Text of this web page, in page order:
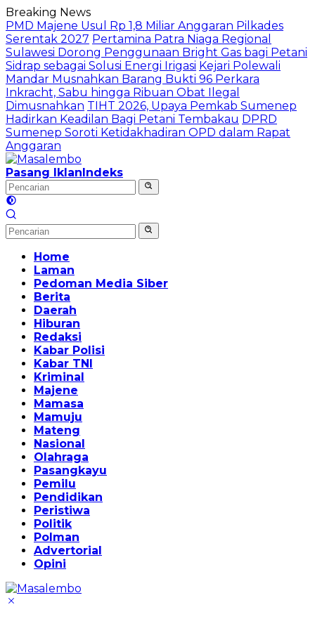
Langsung
ke
konten
Breaking News
PMD Majene Usul Rp 1,8 Miliar Anggaran Pilkades
Serentak 2027 Pertamina Patra Niaga Regional
Sulawesi Dorong Penggunaan Bright Gas bagi Petani
Sidrap sebagai Solusi Energi Irigasi Kejari Polewali
Mandar Musnahkan Barang Bukti 96 Perkara
Inkracht, Sabu hingga Ribuan Obat Ilegal
Dimusnahkan TIHT 2026, Upaya Pemkab Sumenep
Hadirkan Keadilan Bagi Petani Tembakau DPRD
Sumenep Soroti Ketidakhadiran OPD dalam Rapat
Anggaran
Pasang IklanIndeks
Home
Laman
Pedoman Media Siber
Berita
Daerah
Hiburan
Redaksi
Kabar Polisi
Kabar TNI
Kriminal
Majene
Mamasa
Mamuju
Mateng
Nasional
Olahraga
Pasangkayu
Pemilu
Pendidikan
Peristiwa
Politik
Polman
Advertorial
Opini